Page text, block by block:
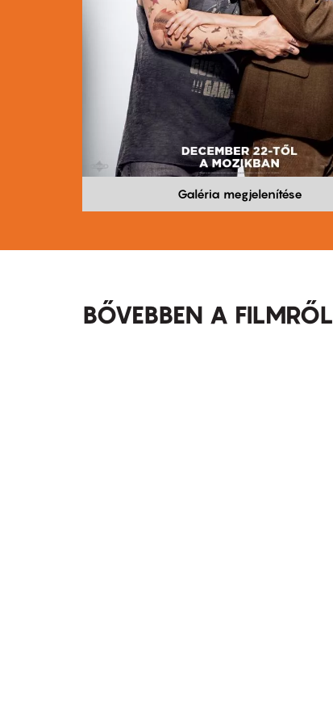
Galéria megjelenítése
BŐVEBBEN A FILMRŐL